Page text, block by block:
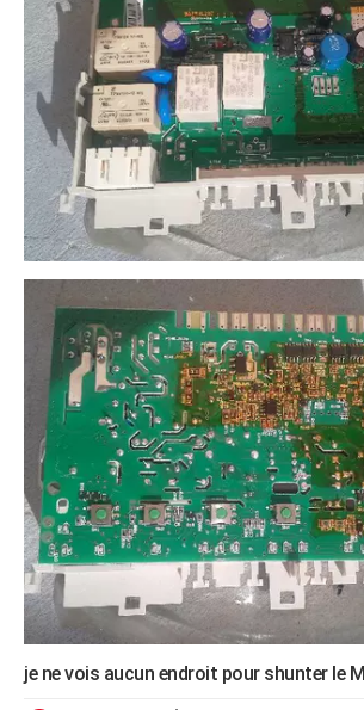
je ne vois aucun endroit pour shunter le